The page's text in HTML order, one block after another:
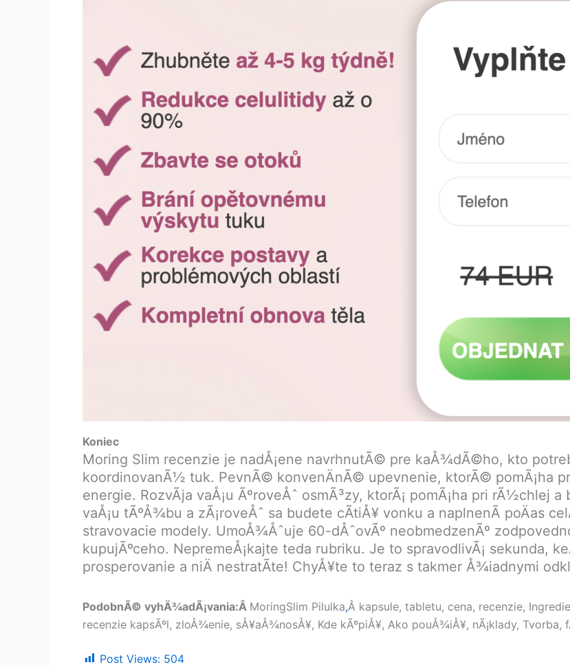
Koniec
Moring Slim recenzie je nadÅ¡ene navrhnutÃ© pre kaÅ¾dÃ©ho, kto
koordinovanÃ½ tuk. PevnÃ© konvenÄnÃ© upevnenie, ktorÃ© pomÃ¡ha
energie. RozvÃ­ja vaÅ¡u ÃºroveÅˆ osmÃ³zy, ktorÃ¡ pomÃ¡ha pri rÃ½chlej
vaÅ¡u tÃºÅ¾bu a zÃ¡roveÅˆ sa budete cÃ­tiÅ¥ vonku a naplnenÃ­ poÄas
stravovacie modely. UmoÅ¾Åˆuje 60-dÅˆovÃº neobmedzenÃº
kupujÃºceho. NepremeÅ¡kajte teda rubriku. Je to spravodlivÃ¡ sekunda,
prosperovanie a niÄ nestratÃ­te! ChyÅ¥te to teraz s takmer Å¾iadnymi
PodobnÃ© vyhÄ¾adÃ¡vania:Â MoringSlim Pilulka,Â kapsule, tabletu, cena, recenzie,
recenzie kapsÃºl, zloÅ¾enie, sÅ¥aÅ¾nosÅ¥, Kde kÃºpiÅ¥, Ako pouÅ¾iÅ¥, nÃ¡klady, Tvorba,
Post Views: 504